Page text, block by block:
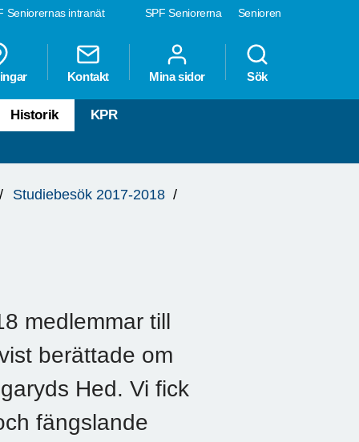
SPF Seniorerna Senioren
Seniorernas intranät
Kontakt Mina sidor Sök
Historik KPR
Studiebesök 2017-2018
medlemmar till
berättade om
Hed. Vi fick
fängslande